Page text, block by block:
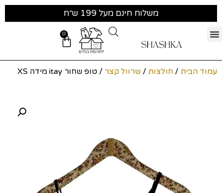
משלוח חינם מעל 199 ש״ח
0
עמוד הבית / חולצות / שרוול קצר / טופ שחור itay מידה XS